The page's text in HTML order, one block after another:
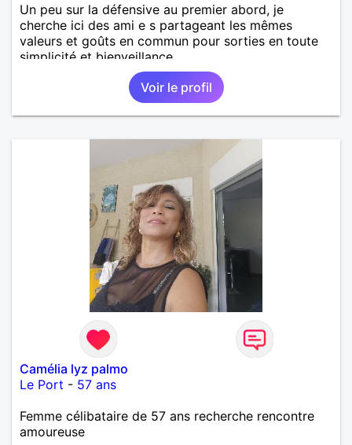
Un peu sur la défensive au premier abord, je
cherche ici des ami e s partageant les mêmes
valeurs et goûts en commun pour sorties en toute
simplicité et bienveillance
Voir le profil
Camélia lyz palmo
Le Port - 57 ans
Femme célibataire de 57 ans recherche rencontre
amoureuse